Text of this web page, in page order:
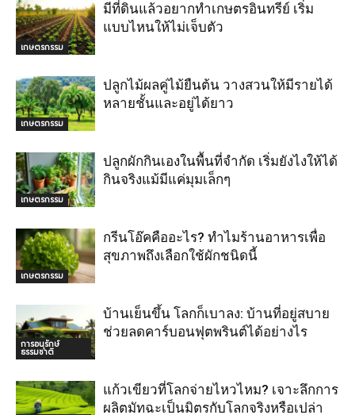
เกษตรกรรม
มีที่ดินแล้วอยากทำเกษตรอินทรีย์ เริ่ม
แบบไหนให้ไม่เจ็บตัว
เกษตรกรรม
ปลูกไม้ผลคู่ไม้ยืนต้น วางสวนให้มีรายได้
หลายชั้นและอยู่ได้ยาว
เกษตรกรรม
ปลูกผักกินเองในพื้นที่จำกัด เริ่มยังไงให้ได้
กินจริงแม้มีแค่มุมเล็กๆ
เกษตรกรรม
กรีนโอ๊คคืออะไร? ทำไมร้านอาหารเพื่อ
สุขภาพถึงเลือกใช้ผักชนิดนี้
การอนุรักษ์
ธรรมชาติ
บ้านเย็นขึ้น โลกก็เบาลง: บ้านที่อยู่สบาย
ช่วยลดคาร์บอนฟุตพรินต์ได้อย่างไร
แก้วเขียวที่โลกจ่ายไหวไหม? เจาะลึกการ
ผลิตมัทฉะเป็นมิตรกับโลกจริงหรือเปล่า